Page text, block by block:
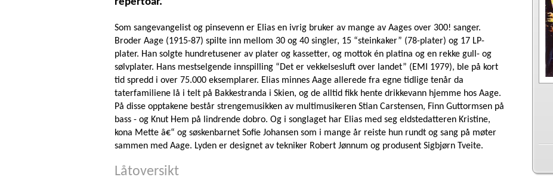
Som sangevangelist og pinsevenn er Elias en ivrig bruker av mange av Aages over 300! sanger.
Broder Aage (1915-87) spilte inn mellom 30 og 40 singler, 15 “steinkaker” (78-plater) og 17 LP-
plater. Han solgte hundretusener av plater og kassetter, og mottok én platina og en rekke gull- og
sølvplater. Hans mestselgende innspilling “Det er vekkelsesluft over landet” (EMI 1979), ble på kort
tid spredd i over 75.000 eksemplarer. Elias minnes Aage allerede fra egne tidlige tenår da
taterfamiliene lå i telt på Bakkestranda i Skien, og de alltid fikk hente drikkevann hjemme hos Aage.
På disse opptakene består strengemusikken av multimusikeren Stian Carstensen, Finn Guttormsen på
bass - og Knut Hem på lindrende dobro. Og i songlaget har Elias med seg eldstedatteren Kristine,
kona Mette â€“ og søskenbarnet Sofie Johansen som i mange år reiste hun rundt og sang på møter
sammen med Aage. Lyden er designet av tekniker Robert Jønnum og produsent Sigbjørn Tveite.
Låtoversikt